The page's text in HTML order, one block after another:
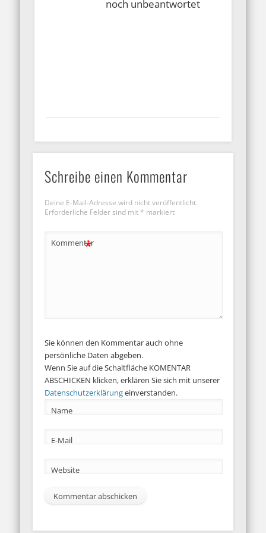
noch unbeantwortet
Schreibe einen Kommentar
Deine E-Mail-Adresse wird nicht veröffentlicht.
Erforderliche Felder sind mit * markiert
Kommentar
*
Sie können den Kommentar auch ohne
persönliche Daten abgeben.
Wenn Sie auf die Schaltfläche KOMENTAR
ABSCHICKEN klicken, erklären Sie sich mit unserer
Datenschutzerklärungeinverstanden.
Name
E-Mail
Website